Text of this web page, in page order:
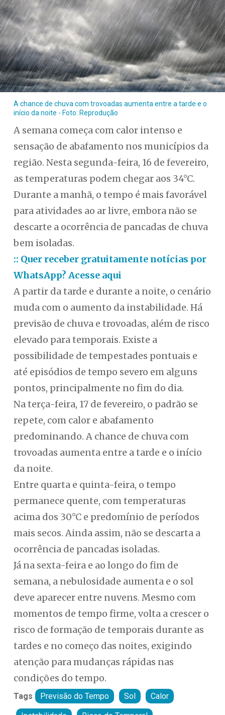
A chance de chuva com trovoadas aumenta entre a tarde e o
início da noite - Foto: Reprodução
A semana começa com calor intenso e
sensação de abafamento nos municípios da
região. Nesta segunda-feira, 16 de fevereiro,
as temperaturas podem chegar aos 34°C.
Durante a manhã, o tempo é mais favorável
para atividades ao ar livre, embora não se
descarte a ocorrência de pancadas de chuva
bem isoladas.
:: Quer receber gratuitamente notícias por
WhatsApp? Acesse aqui
A partir da tarde e durante a noite, o cenário
muda com o aumento da instabilidade. Há
previsão de chuva e trovoadas, além de risco
elevado para temporais. Existe a
possibilidade de tempestades pontuais e
até episódios de tempo severo em alguns
pontos, principalmente no fim do dia.
Na terça-feira, 17 de fevereiro, o padrão se
repete, com calor e abafamento
predominando. A chance de chuva com
trovoadas aumenta entre a tarde e o início
da noite.
Entre quarta e quinta-feira, o tempo
permanece quente, com temperaturas
acima dos 30°C e predomínio de períodos
mais secos. Ainda assim, não se descarta a
ocorrência de pancadas isoladas.
Já na sexta-feira e ao longo do fim de
semana, a nebulosidade aumenta e o sol
deve aparecer entre nuvens. Mesmo com
momentos de tempo firme, volta a crescer o
risco de formação de temporais durante as
tardes e no começo das noites, exigindo
atenção para mudanças rápidas nas
condições do tempo.
Tags Previsão do Tempo Sol Calor